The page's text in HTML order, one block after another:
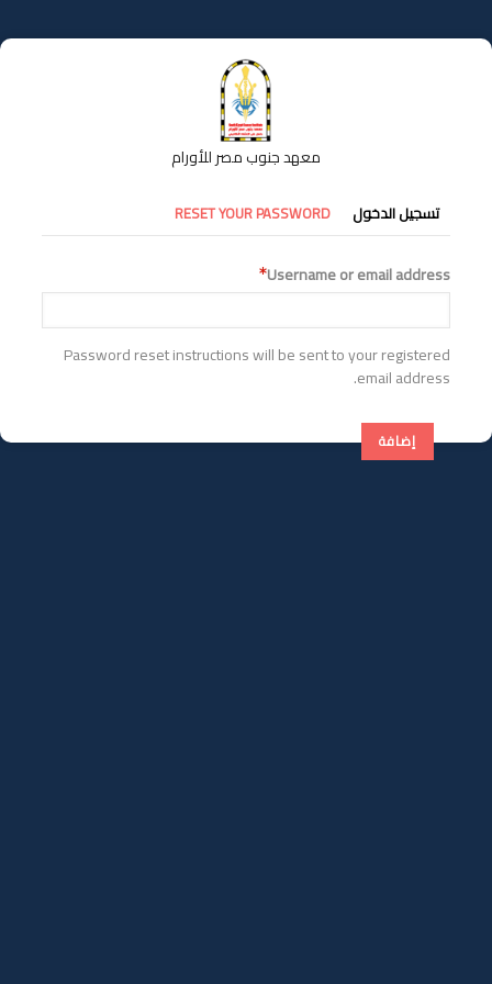
إلى
المحتوى
معهد جنوب مصر للأورام
التبويبات
الأساسية
تسجيل الدخول RESET YOUR PASSWORD
Username or email address
Password reset instructions will be sent to your registered
email address.